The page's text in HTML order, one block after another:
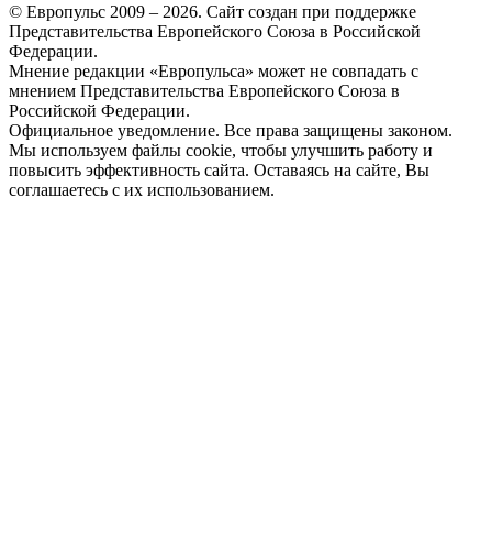
© Европульс 2009 – 2026. Сайт создан при поддержке
Представительства Европейского Союза в Российской
Федерации.
Мнение редакции «Европульса» может не совпадать с
мнением Представительства Европейского Союза в
Российской Федерации.
Официальное уведомление. Все права защищены законом.
Мы используем файлы cookie, чтобы улучшить работу и
повысить эффективность сайта. Оставаясь на сайте, Вы
соглашаетесь с их использованием.